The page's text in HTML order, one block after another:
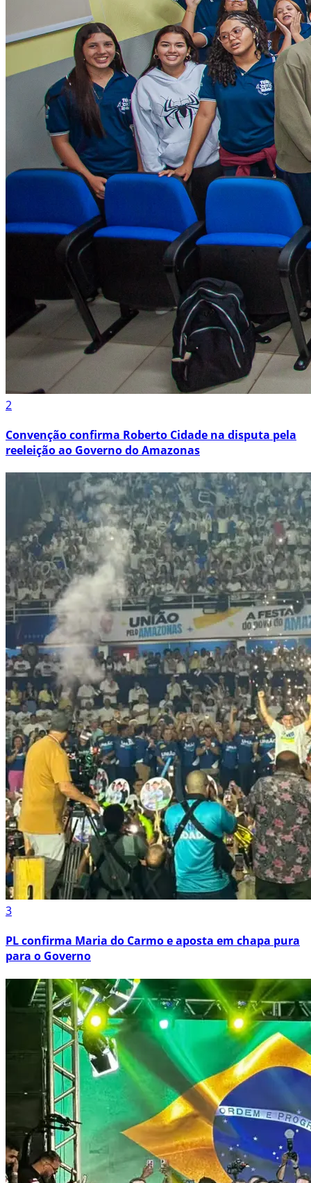
2
Convenção confirma Roberto Cidade na disputa pela
reeleição ao Governo do Amazonas
3
PL confirma Maria do Carmo e aposta em chapa pura
para o Governo